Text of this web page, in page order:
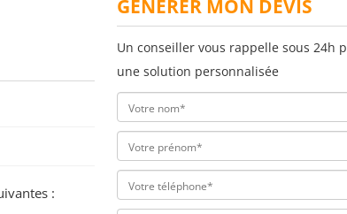
:
GÉNÉRER MON DEVIS
Un conseiller vous rappelle sous 24h
une solution personnalisée